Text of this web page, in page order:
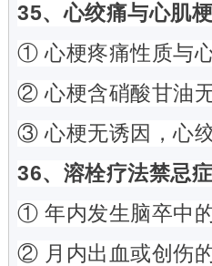
35、心绞痛与心肌
① 心梗疼痛性质与
② 心梗含硝酸甘油
③ 心梗无诱因，心
36、溶栓疗法禁忌症
① 年内发生脑卒中
② 月内出血或创伤